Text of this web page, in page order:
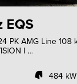
EQS
PK AMG Line 108
| ...
484